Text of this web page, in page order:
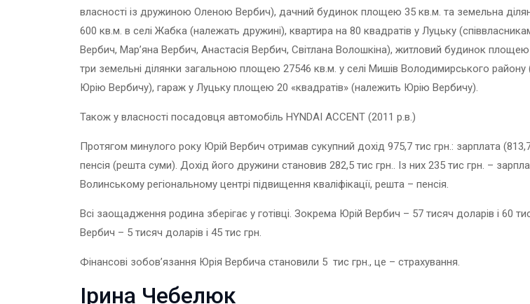
власності із дружиною Оленою Вербич), дачний будинок площею 35 кв.м. та земельна
600 кв.м. в селі Жабка (належать дружині), квартира на 80 квадратів у Луцьку
Вербич, Мар’яна Вербич, Анастасія Вербич, Світлана Волошкіна), житловий будинок площею
три земельні ділянки загальною площею 27546 кв.м. у селі Мишів Володимирського району
Юрію Вербичу), гараж у Луцьку площею 20 «квадратів» (належить Юрію Вербичу).
Також у власності посадовця автомобіль HYNDAI ACCENT (2011 р.в.)
Протягом минулого року Юрій Вербич отримав сукупний дохід 975,7 тис грн.: зарплата (813,7
пенсія (решта суми). Дохід його дружини становив 282,5 тис грн.. Із них 235 тис грн. –
Волинському регіональному центрі підвищення кваліфікації, решта – пенсія.
Всі заощадження родина зберігає у готівці. Зокрема Юрій Вербич – 57 тисяч доларів і 60
Вербич – 5 тисяч доларів і 45 тис грн.
Фінансові зобов’язання Юрія Вербича становили 5 тис грн., це – страхування.
Ірина Чебелюк